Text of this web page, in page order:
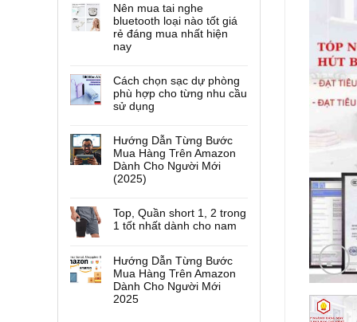
Nên mua tai nghe
bluetooth loại nào tốt giá
rẻ đáng mua nhất hiện
nay
Cách chọn sạc dự phòng
phù hợp cho từng nhu cầu
sử dụng
Hướng Dẫn Từng Bước
Mua Hàng Trên Amazon
Dành Cho Người Mới
(2025)
Top, Quần short 1, 2 trong
1 tốt nhất dành cho nam
Hướng Dẫn Từng Bước
Mua Hàng Trên Amazon
Dành Cho Người Mới
2025